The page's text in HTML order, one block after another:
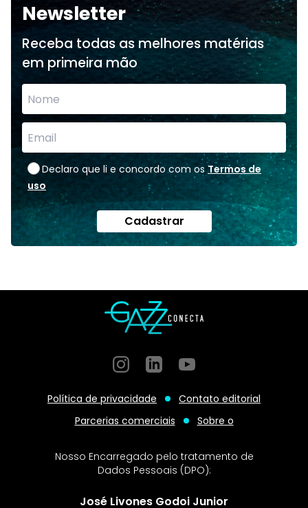
Newsletter
Receba todas as melhores matérias
em primeira mão
Declaro que li e concordo com os Termos de
uso
Cadastrar
InstagramGitHubGitHub
Política de privacidade
Contato editorial
Parcerias comerciais
Sobre o
Nosso Encarregado pelo tratamento de
Dados Pessoais (DPO):
José Livones Godoi Junior